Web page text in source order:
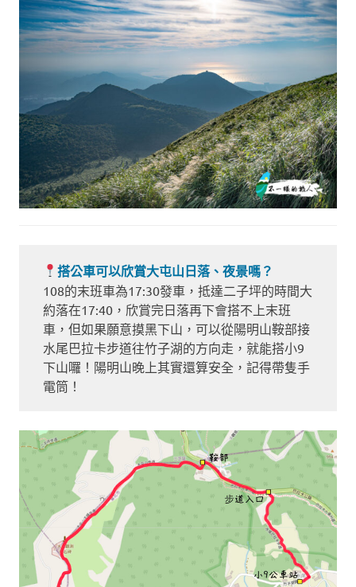
搭公車可以欣賞大屯山日落、夜景嗎？
108的末班車為17:30發車，抵達二子坪的時間大
約落在17:40，欣賞完日落再下會搭不上末班
車，但如果願意摸黑下山，可以從陽明山鞍部接
水尾巴拉卡步道往竹子湖的方向走，就能搭小9
下山囉！陽明山晚上其實還算安全，記得帶隻手
電筒！